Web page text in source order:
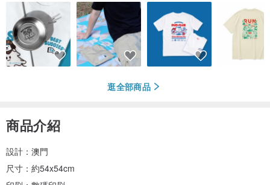
逛全部商品
商品介紹
設計：澳門
尺寸：約54x54cm